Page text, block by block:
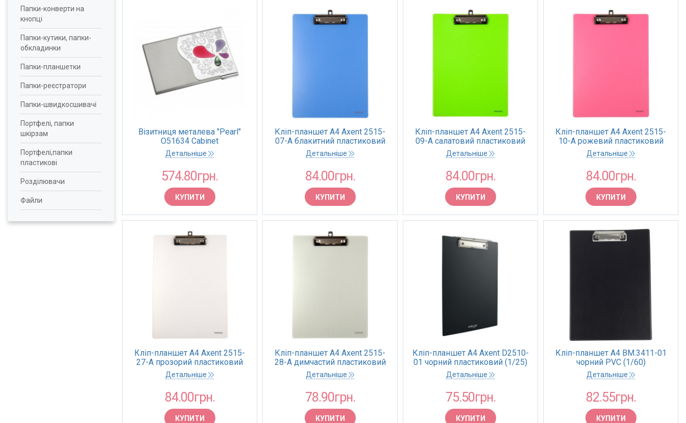
Папки-конверти на
кнопці
Папки-кутики, папки-
обкладинки
Папки-планшетки
Папки-реєстратори
Папки-швидкосшивачі
Портфелі, папки
шкірзам
Портфелі,папки
пластикові
Розділювачи
Файли
Візитниця металева "Pearl"
О51634 Cabinet
Детальніше
574.80грн.
КУПИТИ
Кліп-планшет А4 Axent 2515-
07-A блакитний пластиковий
(1/30)
Детальніше
84.00грн.
КУПИТИ
Кліп-планшет А4 Axent 2515-
09-A салатовий пластиковий
(1/30)
Детальніше
84.00грн.
КУПИТИ
Кліп-планшет А4 Axent 2515-
10-A рожевий пластиковий
(1/30)
Детальніше
84.00грн.
КУПИТИ
Кліп-планшет А4 Axent 2515-
27-A прозорий пластиковий
(1/30)
Детальніше
84.00грн.
КУПИТИ
Кліп-планшет А4 Axent 2515-
28-A димчастий пластиковий
(1/30)
Детальніше
78.90грн.
КУПИТИ
Кліп-планшет А4 Axent D2510-
01 чорний пластиковий (1/25)
Детальніше
75.50грн.
КУПИТИ
Кліп-планшет А4 BM.3411-01
чорний PVC (1/60)
Детальніше
82.55грн.
КУПИТИ